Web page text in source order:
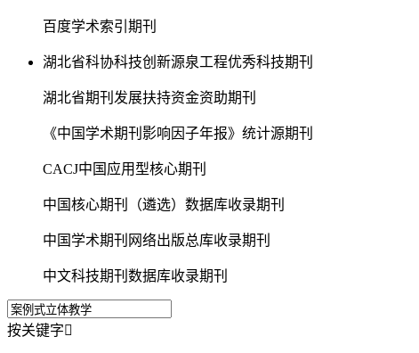
百度学术索引期刊
湖北省科协科技创新源泉工程优秀科技期刊
湖北省期刊发展扶持资金资助期刊
《中国学术期刊影响因子年报》统计源期刊
CACJ中国应用型核心期刊
中国核心期刊（遴选）数据库收录期刊
中国学术期刊网络出版总库收录期刊
中文科技期刊数据库收录期刊
按关键字